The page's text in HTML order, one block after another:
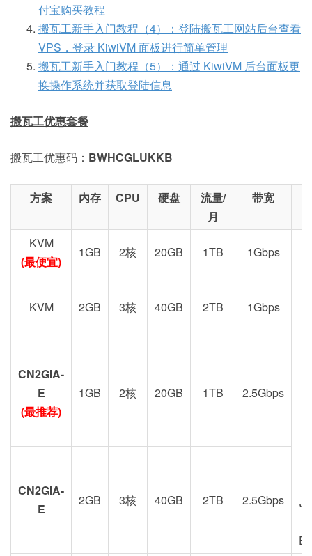
付宝购买教程
搬瓦工新手入门教程（4）：登陆搬瓦工网站后台查看
VPS，登录 KiwiVM 面板进行简单管理
搬瓦工新手入门教程（5）：通过 KiwiVM 后台面板更
换操作系统并获取登陆信息
搬瓦工优惠套餐
搬瓦工优惠码： BWHCGLUKKB
方案 内存 CPU 硬盘
流量/
月
带宽
KVM
(最便宜)
1GB 2核 20GB 1TB 1Gbps
KVM 2GB 3核 40GB 2TB 1Gbps
CN2GIA-
E
(最推荐)
1GB 2核 20GB 1TB 2.5Gbps
CN2GIA-
E
2GB 3核 40GB 2TB 2.5Gbps